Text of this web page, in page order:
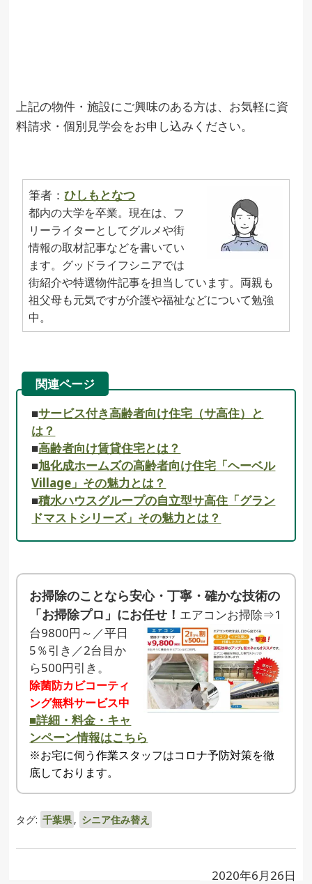
上記の物件・施設にご興味のある方は、お気軽に資
料請求・個別見学会をお申し込みください。
筆者：ひしもとなつ
都内の大学を卒業。現在は、フ
リーライターとしてグルメや街
情報の取材記事などを書いてい
ます。グッドライフシニアでは
街紹介や特選物件記事を担当しています。両親も
祖父母も元気ですが介護や福祉などについて勉強
中。
関連ページ
■サービス付き高齢者向け住宅（サ高住）と
は？
■高齢者向け賃貸住宅とは？
■旭化成ホームズの高齢者向け住宅「ヘーベル
Village」その魅力とは？
■積水ハウスグループの自立型サ高住「グラン
ドマストシリーズ」その魅力とは？
お掃除のことなら安心・丁寧・確かな技術の
「お掃除プロ」にお任せ！ エアコンお掃除⇒1
台9800円～／平日
5％引き／2台目か
ら500円引き。
除菌防カビコーティ
ング無料サービス中
■詳細・料金・キャ
ンペーン情報はこちら
※お宅に伺う作業スタッフはコロナ予防対策を徹
底しております。
タグ: 千葉県, シニア住み替え
2020年6月26日